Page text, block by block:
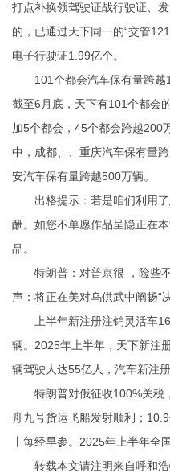
打点补换领驾驶证战行驶证、
的，已通过天下同一的“交管
电子行驶证1.99亿个。
101个都会汽车保有量跨越
截至6月底，天下有101个都会
加5个都会，45个都会跨越200
中，成都、、重庆汽车保有量
安汽车保有量跨越500万辆。
出格提示：若是咱们利用了
酬。如您不单愿作品呈隐正在
品。
特朗普：对普京很 ，险些不
声：将正在美对乌供武中阐扬“
上半年新注册注销灵活车
辆。2025年上半年，天下新注
辆驾驶人达55亿人，汽车新注
特朗普对俄征收100%关税
舟九号货运飞船发射顺利；
丨每经早参。2025年上半年全
转载本文请注明来自呼和浩